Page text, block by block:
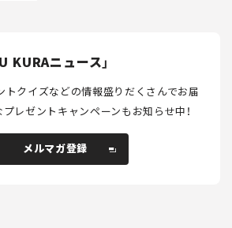
KURAニュース」
トクイズなどの情報盛りだくさんでお届
レゼントキャンペーンもお知らせ中！
メルマガ登録